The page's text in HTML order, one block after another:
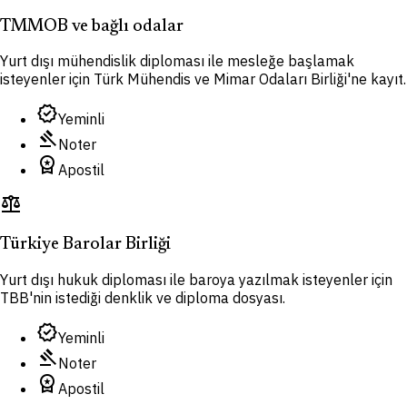
TMMOB ve bağlı odalar
Yurt dışı mühendislik diploması ile mesleğe başlamak
isteyenler için Türk Mühendis ve Mimar Odaları Birliği'ne kayıt.
verifiedYeminli
gavelNoter
workspace_premium Apostil
balance
Türkiye Barolar Birliği
Yurt dışı hukuk diploması ile baroya yazılmak isteyenler için
TBB'nin istediği denklik ve diploma dosyası.
verifiedYeminli
gavelNoter
workspace_premium Apostil